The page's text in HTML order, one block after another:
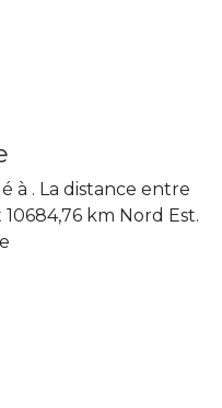
à . La distance entre
km Nord Est.